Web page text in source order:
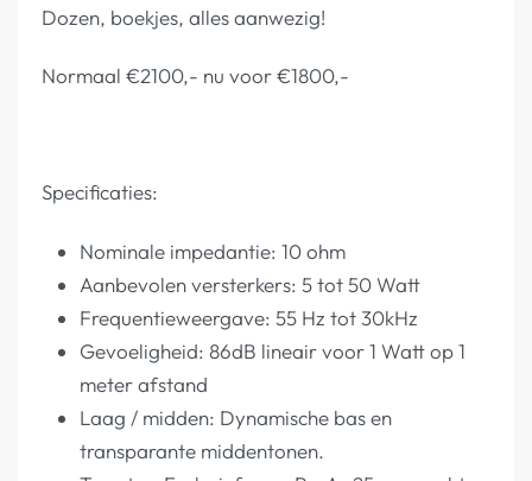
Dozen, boekjes, alles aanwezig!
Normaal €2100,- nu voor €1800,-
Specificaties:
Nominale impedantie: 10 ohm
Aanbevolen versterkers: 5 tot 50 Watt
Frequentieweergave: 55 Hz tot 30kHz
Gevoeligheid: 86dB lineair voor 1 Watt op 1
meter afstand
Laag / midden: Dynamische bas en
transparante middentonen.